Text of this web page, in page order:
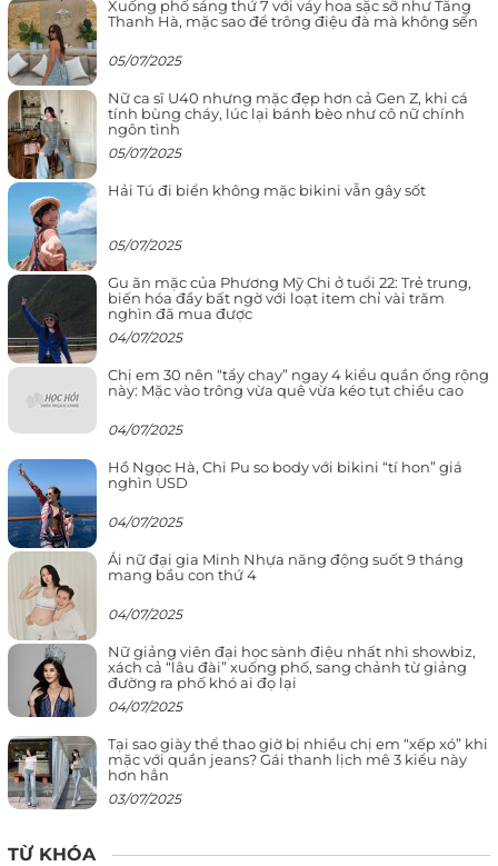
Xuống phố sáng thứ 7 với váy hoa sặc sỡ như Tăng
Thanh Hà, mặc sao để trông điệu đà mà không sến
05/07/2025
Nữ ca sĩ U40 nhưng mặc đẹp hơn cả Gen Z, khi cá
tính bùng cháy, lúc lại bánh bèo như cô nữ chính
ngôn tình
05/07/2025
Hải Tú đi biển không mặc bikini vẫn gây sốt
05/07/2025
Gu ăn mặc của Phương Mỹ Chi ở tuổi 22: Trẻ trung,
biến hóa đầy bất ngờ với loạt item chỉ vài trăm
nghìn đã mua được
04/07/2025
Chị em 30 nên “tẩy chay” ngay 4 kiểu quần ống rộng
này: Mặc vào trông vừa quê vừa kéo tụt chiều cao
04/07/2025
Hồ Ngọc Hà, Chi Pu so body với bikini “tí hon” giá
nghìn USD
04/07/2025
Ái nữ đại gia Minh Nhựa năng động suốt 9 tháng
mang bầu con thứ 4
04/07/2025
Nữ giảng viên đại học sành điệu nhất nhì showbiz,
xách cả “lâu đài” xuống phố, sang chảnh từ giảng
đường ra phố khó ai đọ lại
04/07/2025
Tại sao giày thể thao giờ bị nhiều chị em “xếp xó” khi
mặc với quần jeans? Gái thanh lịch mê 3 kiểu này
hơn hẳn
03/07/2025
TỪ KHÓA